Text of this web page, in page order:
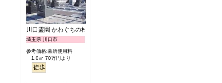
川口霊園 かわぐちの杜
埼玉県 川口市
参考価格:墓所使用料
1.0㎡ 70万円より
徒歩